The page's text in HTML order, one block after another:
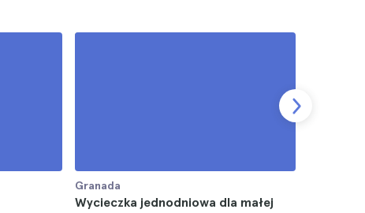
Granada
Wycieczka jednodniowa dla małej